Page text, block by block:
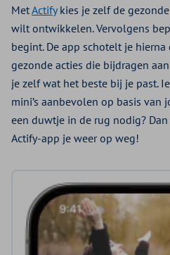
MetActifykies je zelf de
wilt ontwikkelen. Vervolgens
begint. De app schotelt je
gezonde acties die bijdragen
je zelf wat het beste bij je past.
mini’s aanbevolen op basis van
een duwtje in de rug nodig?
Actify-app je weer op weg!